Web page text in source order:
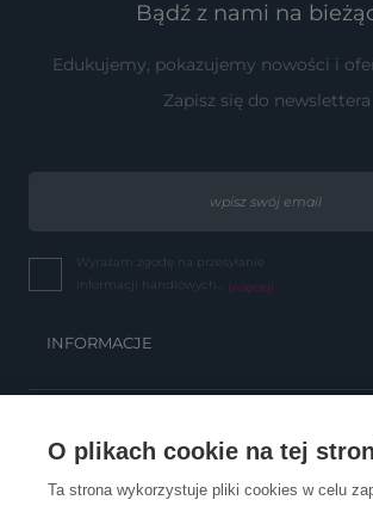
O plikach cookie na tej
Ta strona wykorzystuje pliki cookies w celu
Bądź z nami na
Edukujemy, pokazujemy nowości i
Zapisz się do newslettera
Wyrażam zgodę na przesyłanie
informacji handlowych... (więcej)
INFORMACJE
OBSŁUGA KLIENTA